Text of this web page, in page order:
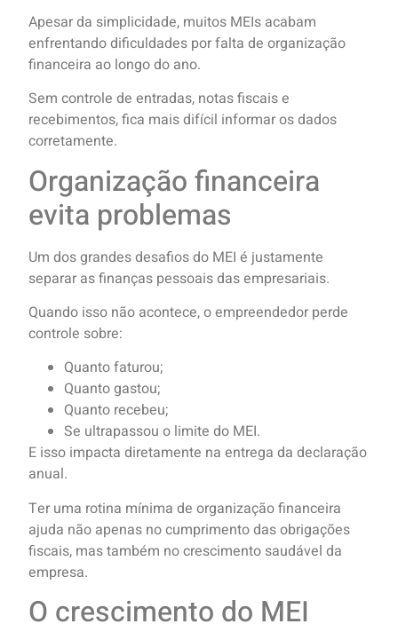
Apesar da simplicidade, muitos MEIs acabam
enfrentando dificuldades por falta de organização
financeira ao longo do ano.
Sem controle de entradas, notas fiscais e
recebimentos, fica mais difícil informar os dados
corretamente.
Organização financeira
evita problemas
Um dos grandes desafios do MEI é justamente
separar as finanças pessoais das empresariais.
Quando isso não acontece, o empreendedor perde
controle sobre:
Quanto faturou;
Quanto gastou;
Quanto recebeu;
Se ultrapassou o limite do MEI.
E isso impacta diretamente na entrega da declaração
anual.
Ter uma rotina mínima de organização financeira
ajuda não apenas no cumprimento das obrigações
fiscais, mas também no crescimento saudável da
empresa.
O crescimento do MEI